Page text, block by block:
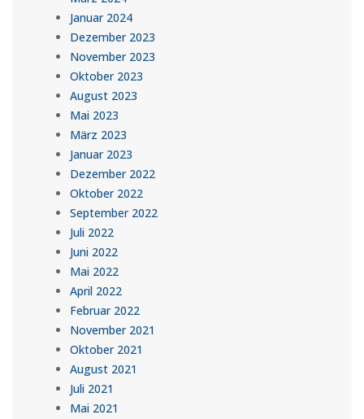
Januar 2024
Dezember 2023
November 2023
Oktober 2023
August 2023
Mai 2023
März 2023
Januar 2023
Dezember 2022
Oktober 2022
September 2022
Juli 2022
Juni 2022
Mai 2022
April 2022
Februar 2022
November 2021
Oktober 2021
August 2021
Juli 2021
Mai 2021